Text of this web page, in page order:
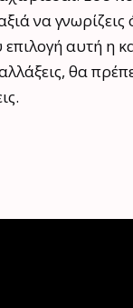
να γνωρίζεις
αυτή η
θα